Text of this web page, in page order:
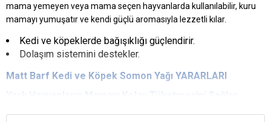
mama yemeyen veya mama seçen hayvanlarda kullanılabilir, kuru
mamayı yumuşatır ve kendi güçlü aromasıyla lezzetli kılar.
Kedi ve köpeklerde bağışıklığı güçlendirir.
Dolaşım sistemini destekler.
Matt Barf Kedi ve Köpek Somon Yağı YARARLARI
Dişleri eksilmiş veya yaşlı hayvanlarda kuru mamayı yumuşatma